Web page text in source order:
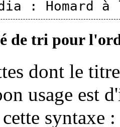
de tri pour
dont le
usage est
cette